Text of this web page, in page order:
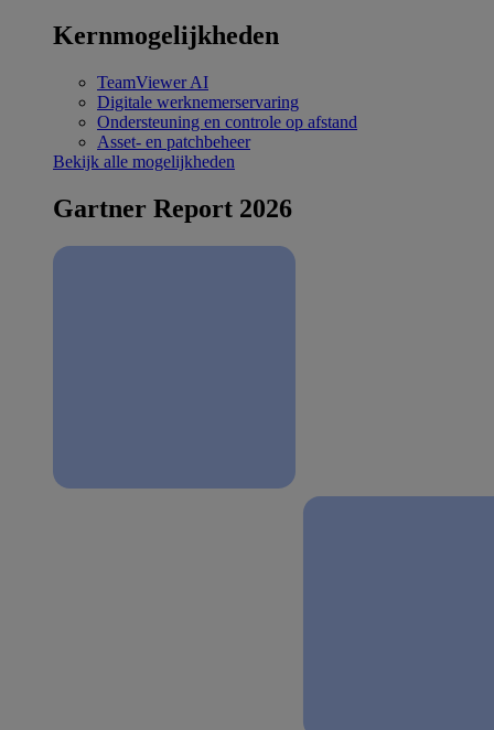
Kernmogelijkheden
TeamViewer AI
Digitale werknemerservaring
Ondersteuning en controle op afstand
Asset- en patchbeheer
Bekijk alle mogelijkheden
Gartner Report 2026